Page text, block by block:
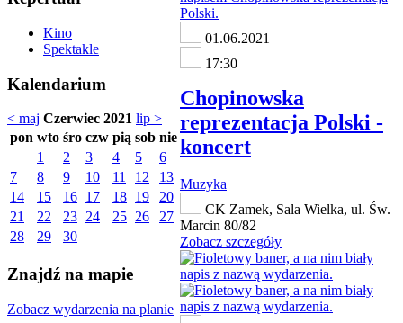
Kino
Spektakle
Kalendarium
< maj Czerwiec 2021 lip >
pon wto śro czw pią sob nie
1
2 3 4 5
6
7
8 9 10 11 12
13
14
15 16 17 18 19
20
21
22 23 24 25 26
27
28
29 30
Znajdź na mapie
Zobacz wydarzenia na planie
01.06.2021
17:30
Chopinowska
reprezentacja Polski -
koncert
Muzyka
CK Zamek, Sala Wielka, ul. Św.
Marcin 80/82
Zobacz szczegóły